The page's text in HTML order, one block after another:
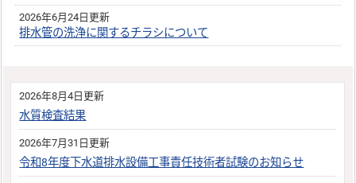
2026年6月24日更新
排水管の洗浄に関するチラシについて
2026年8月4日更新
水質検査結果
2026年7月31日更新
令和8年度下水道排水設備工事責任技術者試験のお知らせ